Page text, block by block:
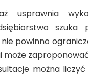
usprawnia
szuka
powinno
może
można